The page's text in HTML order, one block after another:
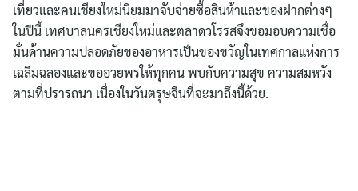
เที่ยวและคนเชียงใหม่นิยมมาจับจ่ายซื้อสินห้าและของฝากต่างๆ
ในปีนี้ เทศบาลนครเชียงใหม่และตลาดวโรรสจึงขอมอบความเชื่อ
มั่นด้านความปลอดภัยของอาหารเป็นของขวัญในเทศกาลแห่งการ
เฉลิมฉลองและขออวยพรให้ทุกคน พบกับความสุข ความสมหวัง
ตามที่ปรารถนา เนื่องในวันตรุษจีนที่จะมาถึงนี้ด้วย.